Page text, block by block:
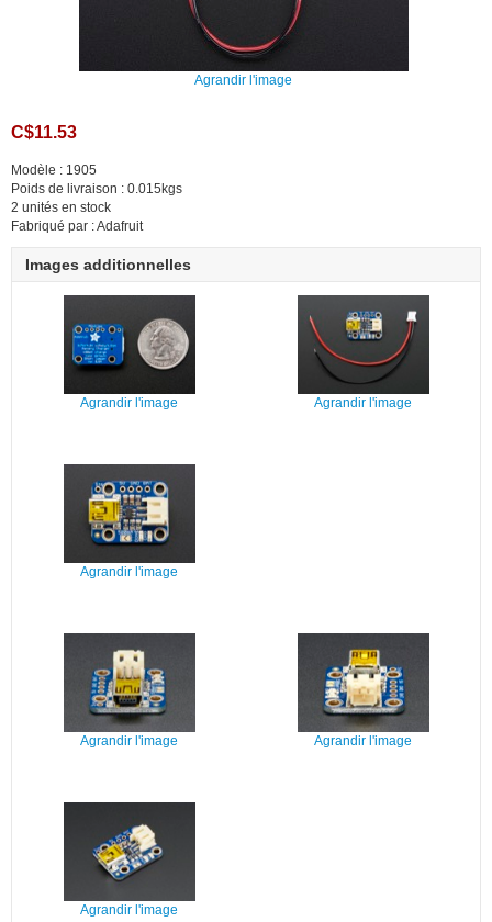
Agrandir l'image
C$11.53
Modèle : 1905
Poids de livraison : 0.015kgs
2 unités en stock
Fabriqué par : Adafruit
Images additionnelles
Agrandir l'image Agrandir l'image
Agrandir l'image
Agrandir l'image Agrandir l'image
Agrandir l'image